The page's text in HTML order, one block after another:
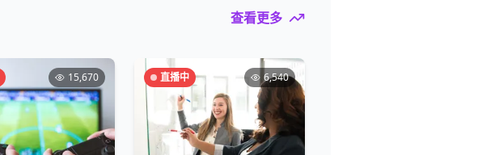
查看更多
15,670 直播中 6,540